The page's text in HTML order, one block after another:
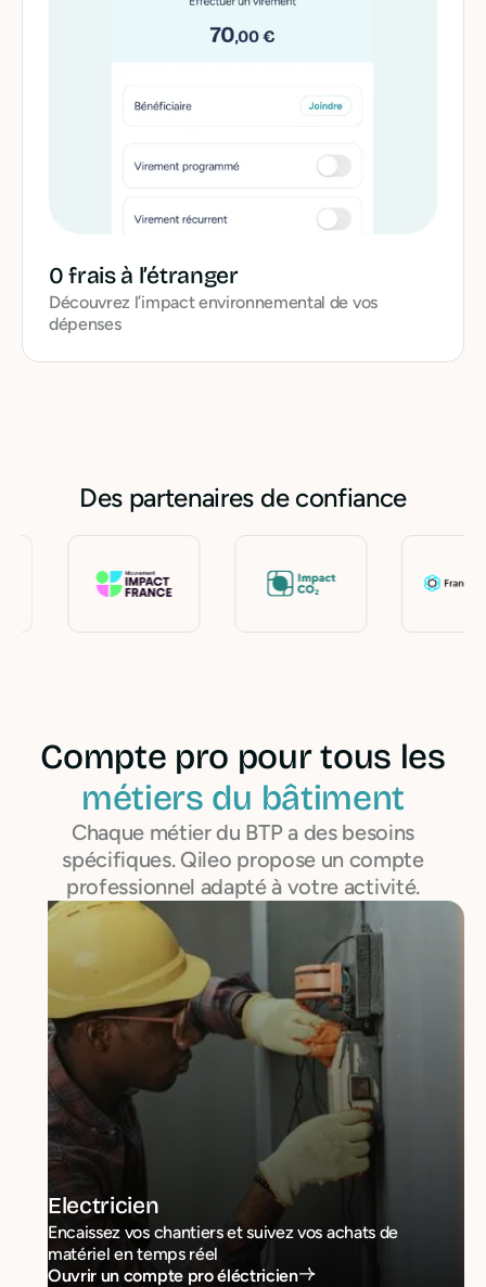
0 frais à l’étranger
Découvrez l’impact environnemental de vos
dépenses
Des partenaires de confiance
Compte pro pour tous les
métiers du bâtiment
Chaque métier du BTP a des besoins
spécifiques. Qileo propose un compte
professionnel adapté à votre activité.
Electricien
Encaissez vos chantiers et suivez vos achats de
matériel en temps réel
Ouvrir un compte pro éléctricien